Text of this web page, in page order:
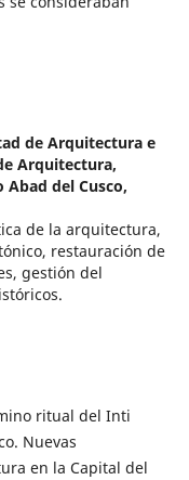
de Arquitectura e
Arquitectura,
del Cusco,
de la arquitectura,
restauración de
gestión del
ritual del Inti
Nuevas
en la Capital del